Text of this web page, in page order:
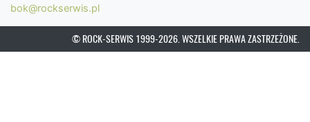
bok@rockserwis.pl
© ROCK-SERWIS 1999-2026. WSZELKIE PRAWA ZASTRZEŻONE.